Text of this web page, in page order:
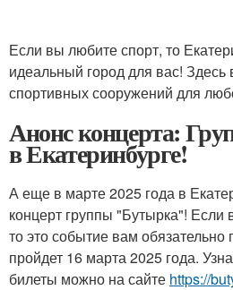
Если вы любите спорт, то
идеальный город для вас!
спортивных сооружений для
Анонс концерта:
в Екатеринбурге!
А еще в марте 2025 года в
концерт группы "Бутырка"! Если
то это событие вам обязательно
пройдет 16 марта 2025 года.
билеты можно на сайте https://